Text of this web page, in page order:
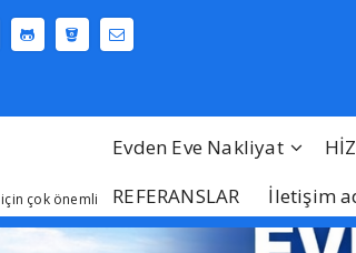
çok önemli
Evden Eve Nakliyat
REFERANSLAR
İletişim